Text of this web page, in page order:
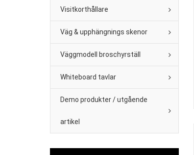
Visitkorthållare
Väg & upphängnings skenor
Väggmodell broschyrställ
Whiteboard tavlar
Demo produkter / utgående
artikel